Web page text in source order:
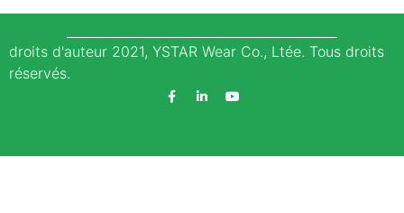
droits d'auteur 2021, YSTAR Wear Co., Ltée. Tous droits
réservés.